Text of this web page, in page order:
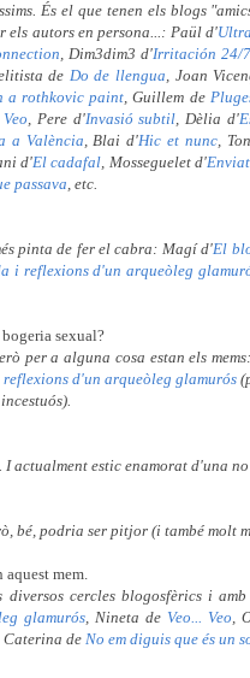
És el que tenen els blogs
els autors en persona...: Paül d'
, Dim3dim3 d'Irritación 24/7
de Do de llengua, Joan
a rothkovic paint, Guillem de
Veo, Pere d'Invasió subtil, Dèlia d'
a València, Blai d'Hic et nunc,
d'El cadafal, Mosseguelet d'
passava, etc.
pinta de fer el cabra: Magí d'El
i reflexions d'un arqueòleg
sexual?
per a alguna cosa estan els
reflexions d'un arqueòleg glamurós
I actualment estic enamorat d'una
bé, podria ser pitjor (i també molt
aquest mem.
cercles blogosfèrics i
glamurós, Nineta de Veo... Veo,
Caterina de No em diguis que és un